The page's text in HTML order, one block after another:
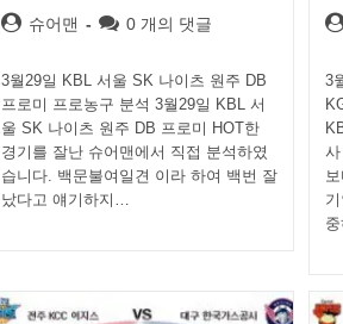
Post슈어맨
Post0 개의 댓글
3월29일 KBL 서울 SK 나이츠 원주 DB
프로미 프로농구 분석 3월29일 KBL 서
울 SK 나이츠 원주 DB 프로미 HOT한
경기를 잘난 슈어맨에서 직접 분석하였
습니다. 백문불여일견 이라 하여 백번 잘
났다고 얘기하지…
3